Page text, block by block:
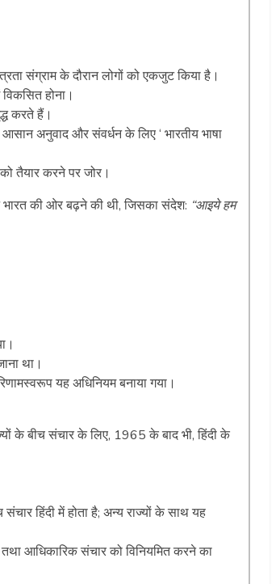
संग्राम के दौरान लोगों को एकजुट किया है।
होना।
करते हैं।
आसान अनुवाद और संवर्धन के लिए ‘ भारतीय भाषा
तैयार करने पर जोर।
भारत की ओर बढ़ने की थी, जिसका संदेश: “आइये हम
था।
यह अधिनियम बनाया गया।
के बीच संचार के लिए, 1965 के बाद भी, हिंदी के
हिंदी में होता है; अन्य राज्यों के साथ यह
आधिकारिक संचार को विनियमित करने का